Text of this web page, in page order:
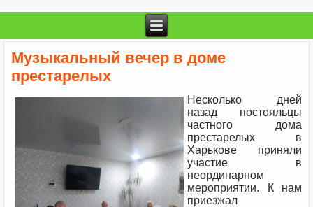
Музыкальный вечер в доме
престарелых
Несколько дней
назад постояльцы
частного дома
престарелых в
Харькове приняли
участие в
неординарном
мероприятии. К нам
приезжал